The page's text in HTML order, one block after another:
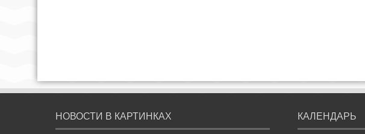
НОВОСТИ В КАРТИНКАХ КАЛЕНДАРЬ